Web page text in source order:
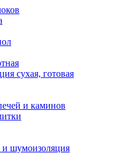
сухая, готовая
и каминов